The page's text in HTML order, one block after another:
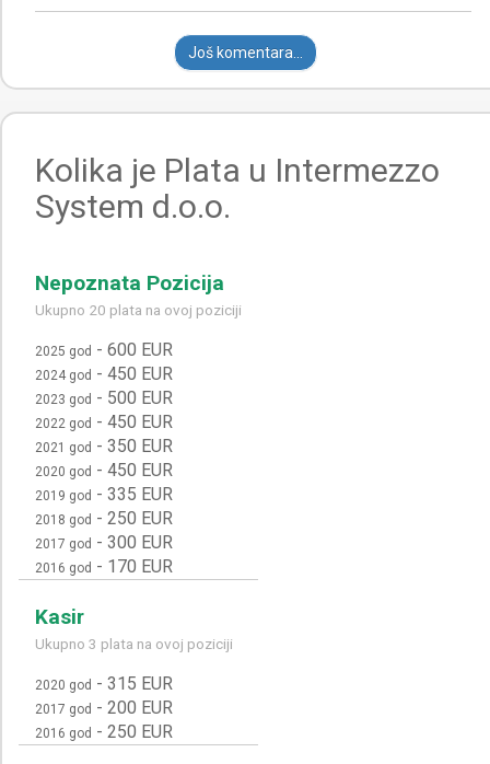
Još komentara...
Kolika je Plata u Intermezzo
System d.o.o.
Nepoznata Pozicija
Ukupno 20 plata na ovoj poziciji
2025 god - 600 EUR
2024 god - 450 EUR
2023 god - 500 EUR
2022 god - 450 EUR
2021 god - 350 EUR
2020 god - 450 EUR
2019 god - 335 EUR
2018 god - 250 EUR
2017 god - 300 EUR
2016 god - 170 EUR
Kasir
Ukupno 3 plata na ovoj poziciji
2020 god - 315 EUR
2017 god - 200 EUR
2016 god - 250 EUR